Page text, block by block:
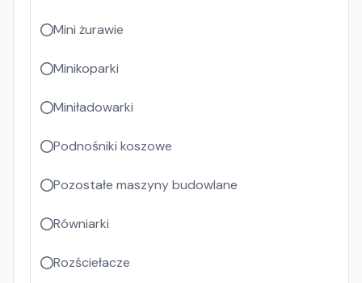
Mini żurawie
Minikoparki
Miniładowarki
Podnośniki koszowe
Pozostałe maszyny budowlane
Równiarki
Rozściełacze